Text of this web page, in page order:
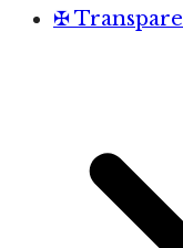
✠